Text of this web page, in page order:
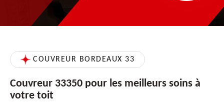
COUVREUR BORDEAUX 33
Couvreur 33350 pour les meilleurs soins à
votre toit